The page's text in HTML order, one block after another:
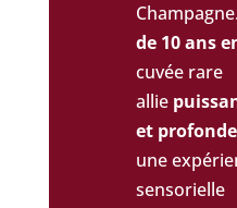
de 10 ans
cuvée rare
allie
et
une
sensorielle